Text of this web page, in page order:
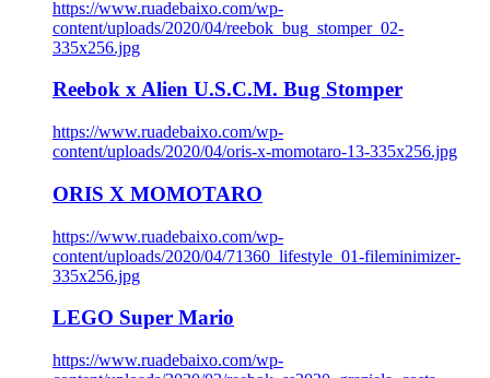
https://www.ruadebaixo.com/wp-
content/uploads/2020/04/reebok_bug_stomper_02-
335x256.jpg
Reebok x Alien U.S.C.M. Bug Stomper
https://www.ruadebaixo.com/wp-
content/uploads/2020/04/oris-x-momotaro-13-335x256.jpg
ORIS X MOMOTARO
https://www.ruadebaixo.com/wp-
content/uploads/2020/04/71360_lifestyle_01-fileminimizer-
335x256.jpg
LEGO Super Mario
https://www.ruadebaixo.com/wp-